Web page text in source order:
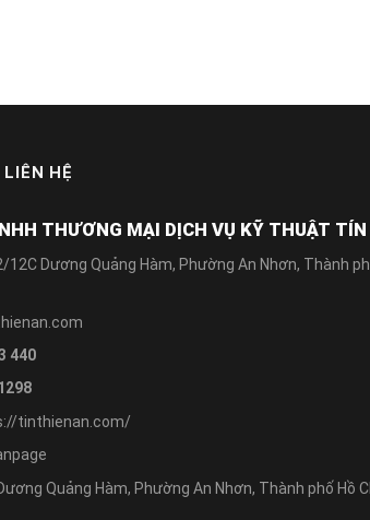
HỆ
THƯƠNG MẠI DỊCH VỤ KỸ THUẬT
Dương Quảng Hàm, Phường An Nhơn, Thành
440
tinthienan.com/
Quảng Hàm, Phường An Nhơn, Thành phố Hồ